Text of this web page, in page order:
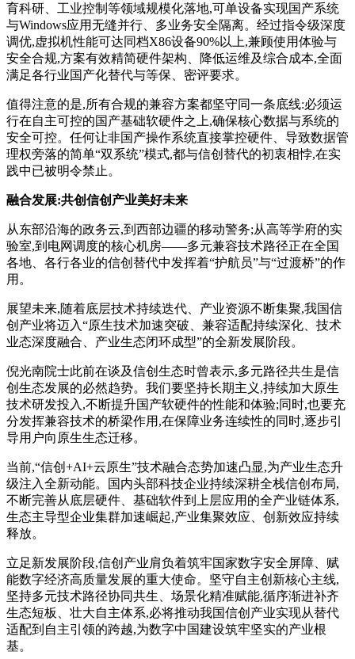
育科研、工业控制等领域规模化落地,可单设备实现国产系统
与Windows应用无缝并行、多业务安全隔离。经过指令级深度
调优,虚拟机性能可达同档X86设备90%以上,兼顾使用体验与
安全合规,方案有效精简硬件架构、降低运维及综合成本,全面
满足各行业国产化替代与等保、密评要求。
值得注意的是,所有合规的兼容方案都坚守同一条底线:必须运
行在自主可控的国产基础软硬件之上,确保核心数据与系统的
安全可控。任何让非国产操作系统直接掌控硬件、导致数据管
理权旁落的简单“双系统”模式,都与信创替代的初衷相悖,在实
践中已被明令禁止。
融合发展:共创信创产业美好未来
从东部沿海的政务云,到西部边疆的移动警务;从高等学府的实
验室,到电网调度的核心机房——多元兼容技术路径正在全国
各地、各行各业的信创替代中发挥着“护航员”与“过渡桥”的作
用。
展望未来,随着底层技术持续迭代、产业资源不断集聚,我国信
创产业将迈入“原生技术加速突破、兼容适配持续深化、技术
业态深度融合、产业生态闭环成型”的全新发展阶段。
倪光南院士此前在谈及信创生态时曾表示,多元路径共生是信
创生态发展的必然趋势。我们要坚持长期主义,持续加大原生
技术研发投入,不断提升国产软硬件的性能和体验;同时,也要充
分发挥兼容技术的桥梁作用,在保障业务连续性的同时,逐步引
导用户向原生生态迁移。
当前,“信创+AI+云原生”技术融合态势加速凸显,为产业生态升
级注入全新动能。国内头部科技企业持续深耕全栈信创布局,
不断完善从底层硬件、基础软件到上层应用的全产业链体系,
生态主导型企业集群加速崛起,产业集聚效应、创新效应持续
释放。
立足新发展阶段,信创产业肩负着筑牢国家数字安全屏障、赋
能数字经济高质量发展的重大使命。坚守自主创新核心主线,
坚持多元技术路径协同共生、场景化精准赋能,循序渐进补齐
生态短板、壮大自主体系,必将推动我国信创产业实现从替代
适配到自主引领的跨越,为数字中国建设筑牢坚实的产业根
基。